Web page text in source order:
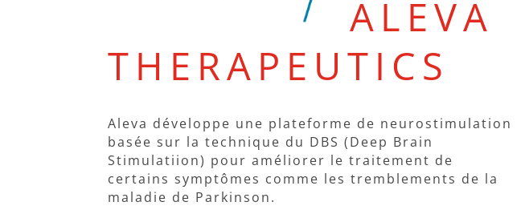
ALEVA
THERAPEUTICS
Aleva développe une plateforme de neurostimulation
basée sur la technique du DBS (Deep Brain
Stimulatiion) pour améliorer le traitement de
certains symptômes comme les tremblements de la
maladie de Parkinson.